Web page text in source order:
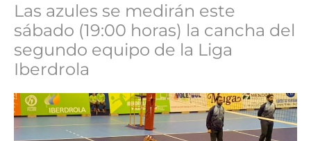
Las azules se medirán este
sábado (19:00 horas) la cancha del
segundo equipo de la Liga
Iberdrola